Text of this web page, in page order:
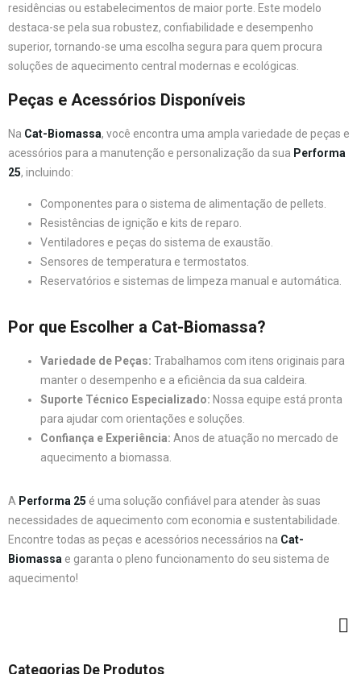
residências ou estabelecimentos de maior porte. Este modelo
destaca-se pela sua robustez, confiabilidade e desempenho
superior, tornando-se uma escolha segura para quem procura
soluções de aquecimento central modernas e ecológicas.
Peças e Acessórios Disponíveis
Na Cat-Biomassa, você encontra uma ampla variedade de peças e
acessórios para a manutenção e personalização da sua Performa
25, incluindo:
Componentes para o sistema de alimentação de pellets.
Resistências de ignição e kits de reparo.
Ventiladores e peças do sistema de exaustão.
Sensores de temperatura e termostatos.
Reservatórios e sistemas de limpeza manual e automática.
Por que Escolher a Cat-Biomassa?
Variedade de Peças: Trabalhamos com itens originais para
manter o desempenho e a eficiência da sua caldeira.
Suporte Técnico Especializado: Nossa equipe está pronta
para ajudar com orientações e soluções.
Confiança e Experiência: Anos de atuação no mercado de
aquecimento a biomassa.
A Performa 25 é uma solução confiável para atender às suas
necessidades de aquecimento com economia e sustentabilidade.
Encontre todas as peças e acessórios necessários na Cat-
Biomassa e garanta o pleno funcionamento do seu sistema de
aquecimento!
Categorias De Produtos